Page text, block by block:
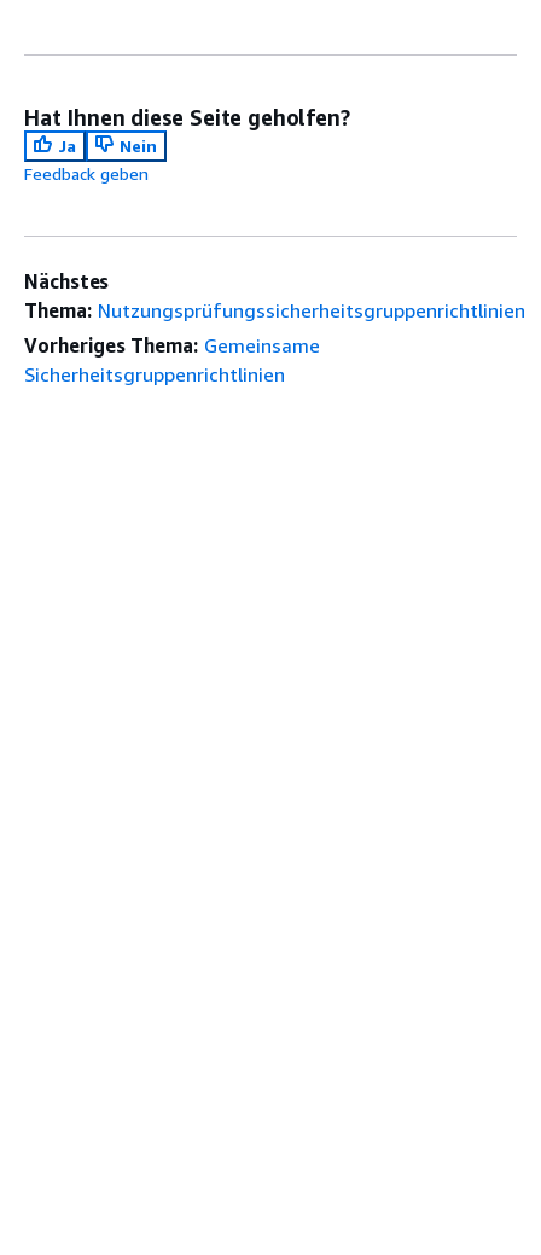
Hat Ihnen diese Seite geholfen?
Ja
Nein
Feedback geben
Nächstes
Thema: Nutzungsprüfungssicherheitsgruppenrichtlinien
Vorheriges Thema: Gemeinsame
Sicherheitsgruppenrichtlinien